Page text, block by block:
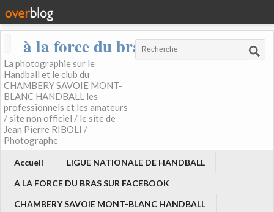
à la force du bras
La photographie sur le
Handball et le club du
CHAMBERY SAVOIE MONT-
BLANC HANDBALL les
professionnels et les amateurs
/ site non officiel / le site de
Jean Pierre RIBOLI /
Photographe
Accueil
LIGUE NATIONALE DE HANDBALL
A LA FORCE DU BRAS SUR FACEBOOK
CHAMBERY SAVOIE MONT-BLANC HANDBALL